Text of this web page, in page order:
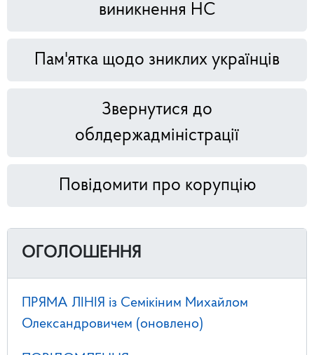
виникнення НС
Пам'ятка щодо зниклих українців
Звернутися до
облдержадміністрації
Повідомити про корупцію
ОГОЛОШЕННЯ
ПРЯМА ЛІНІЯ із Семікіним Михайлом
Олександровичем (оновлено)